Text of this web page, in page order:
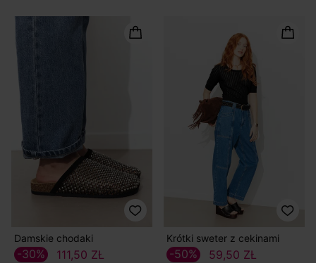
Damskie chodaki
111,50 ZŁ
-30%
Krótki sweter z cekinami
59,50 ZŁ
-50%